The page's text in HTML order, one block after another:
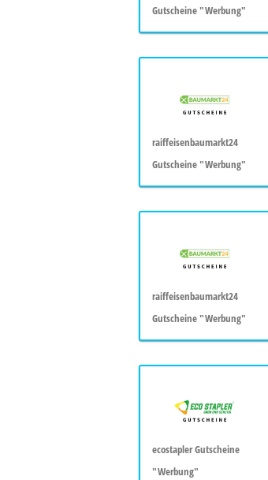
Gutscheine "Werbung"
raiffeisenbaumarkt24
Gutscheine "Werbung"
raiffeisenbaumarkt24
Gutscheine "Werbung"
ecostapler Gutscheine
"Werbung"